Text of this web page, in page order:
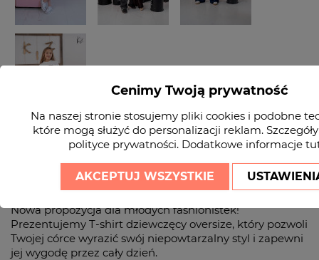
Wysyłka do 2 dni roboczych!
Nowa propozycja dla młodych fashionistek!
Prezentujemy T-shirt dziewczęcy oversize, który pozwoli
Twojej córce wyrazić swój niepowtarzalny styl i zapewni
jej wygodę przez cały dzień.
Cenimy Twoją prywatność
Na naszej stronie stosujemy pliki cookies i podobne
które mogą służyć do personalizacji reklam.
polityce prywatności. Dodatkowe informacje
AKCEPTUJ WSZYSTKIE